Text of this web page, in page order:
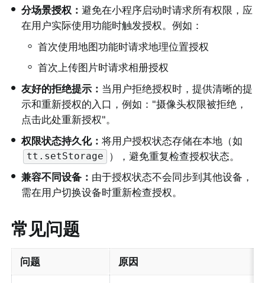
• 分场景授权： 避免在小程序启动时请求所有权限，应
在用户实际使用功能时触发授权。例如：
◦ 首次使用地图功能时请求地理位置授权
◦ 首次上传图片时请求相册授权
• 友好的拒绝提示： 当用户拒绝授权时，提供清晰的提
示和重新授权的入口，例如："摄像头权限被拒绝，
点击此处重新授权"。
• 权限状态持久化： 将用户授权状态存储在本地（如
tt.setStorage ），避免重复检查授权状态。
• 兼容不同设备： 由于授权状态不会同步到其他设备，
需在用户切换设备时重新检查授权。
常见问题
问题 原因